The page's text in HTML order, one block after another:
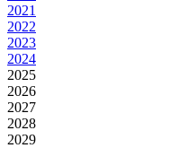
2021
2022
2023
2024
2025
2026
2027
2028
2029